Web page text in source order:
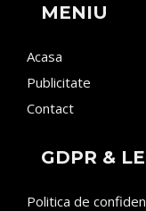
MENIU
Acasa
Publicitate
Contact
GDPR &
Politica de